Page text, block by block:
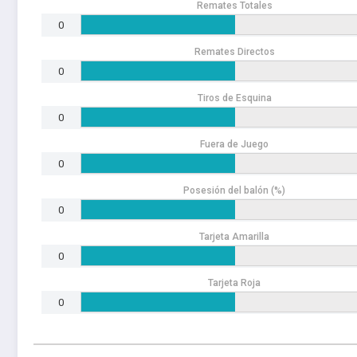
Remates Totales
0
Remates Directos
0
Tiros de Esquina
0
Fuera de Juego
0
Posesión del balón (%)
0
Tarjeta Amarilla
0
Tarjeta Roja
0